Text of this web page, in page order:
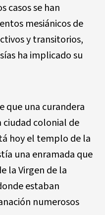
casos se han
mesiánicos de
y transitorios,
ha implicado su
que una curandera
ciudad colonial de
hoy el templo de la
una enramada que
la Virgen de la
estaban
numerosos